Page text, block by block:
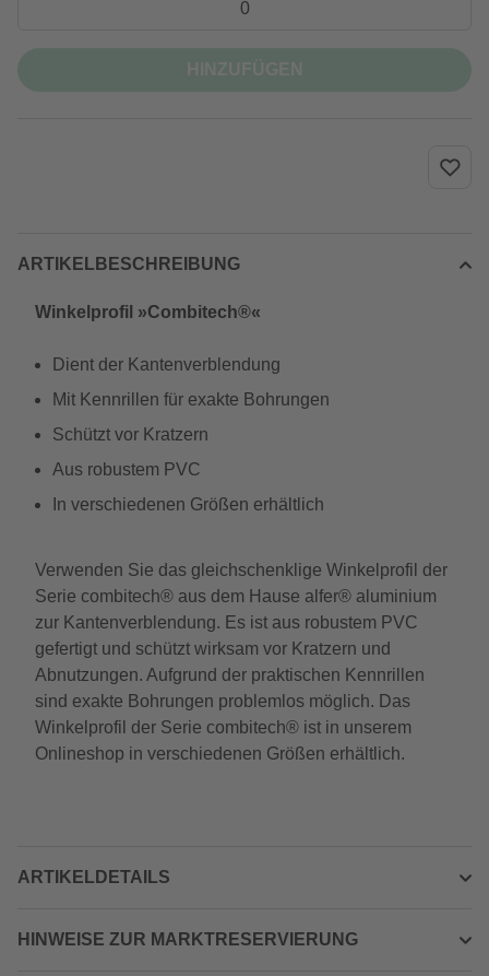
ARTIKELBESCHREIBUNG
Winkelprofil »Combitech®«
Dient der Kantenverblendung
Mit Kennrillen für exakte Bohrungen
Schützt vor Kratzern
Aus robustem PVC
In verschiedenen Größen erhältlich
Verwenden Sie das gleichschenklige Winkelprofil der
Serie combitech® aus dem Hause alfer® aluminium
zur Kantenverblendung. Es ist aus robustem PVC
gefertigt und schützt wirksam vor Kratzern und
Abnutzungen. Aufgrund der praktischen Kennrillen
sind exakte Bohrungen problemlos möglich. Das
Winkelprofil der Serie combitech® ist in unserem
Onlineshop in verschiedenen Größen erhältlich.
ARTIKELDETAILS
HINWEISE ZUR MARKTRESERVIERUNG